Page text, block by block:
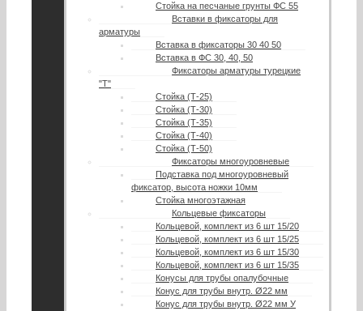
Стойка на песчаные грунты ФС 55
Вставки в фиксаторы для
арматуры
Вставка в фиксаторы 30 40 50
Вставка в ФС 30, 40, 50
Фиксаторы арматуры турецкие
"Т"
Стойка (Т-25)
Стойка (Т-30)
Стойка (Т-35)
Стойка (Т-40)
Стойка (Т-50)
Фиксаторы многоуровневые
Подставка под многоуровневый
фиксатор, высота ножки 10мм
Стойка многоэтажная
Кольцевые фиксаторы
Кольцевой, комплект из 6 шт 15/20
Кольцевой, комплект из 6 шт 15/25
Кольцевой, комплект из 6 шт 15/30
Кольцевой, комплект из 6 шт 15/35
Конусы для трубы опалубочные
Конус для трубы внутр. Ø22 мм
Конус для трубы внутр. Ø22 мм У